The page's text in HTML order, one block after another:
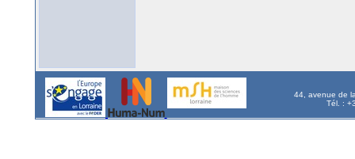
44, avenue de
Tél. :